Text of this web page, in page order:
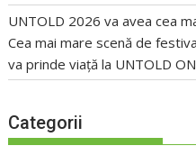
UNTOLD 2026 va avea cea
Cea mai mare scenă de
va prinde viață la UNTOLD
Categorii